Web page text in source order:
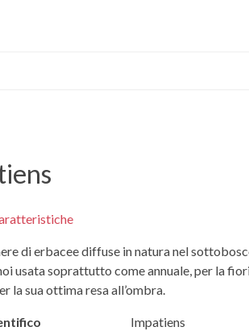
di erbacee diffuse in natura nel
usata soprattutto come annuale, per la
la sua ottima resa all’ombra.
Impatiens